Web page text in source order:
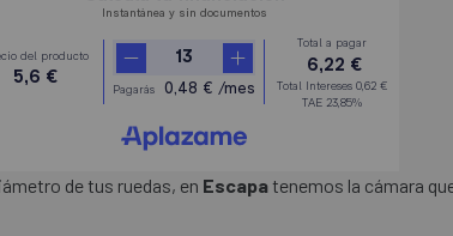
de tus ruedas, en Escapatenemos la cámara